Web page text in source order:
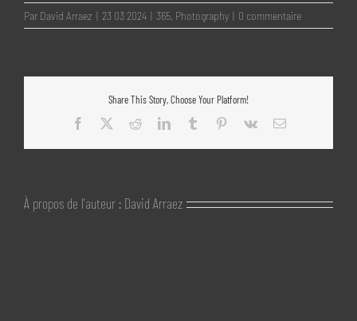
Par David Arraez | 23 03 2024 | 365, Photography | 0 commentaire
Share This Story, Choose Your Platform!
Facebook
RedditLinkedInTumblr Pinterest
Vk Email
À propos de l'auteur : David Arraez